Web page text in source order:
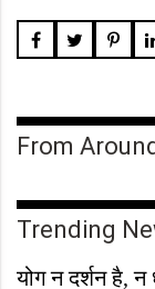
From
Trending
योग न दर्शन है, न